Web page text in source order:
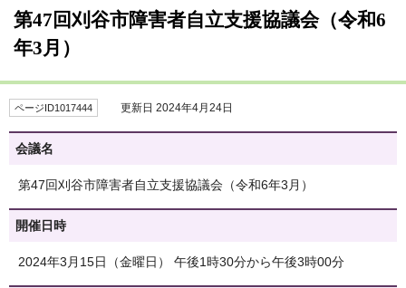
第47回刈谷市障害者自立支援協議会（令和6
年3月）
ページID1017444 更新日 2024年4月24日
会議名
第47回刈谷市障害者自立支援協議会（令和6年3月）
開催日時
2024年3月15日（金曜日） 午後1時30分から午後3時00分